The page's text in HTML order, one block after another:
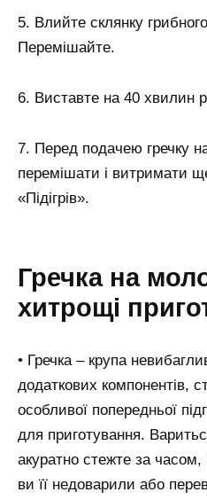
5. Влийте склянку
Перемішайте.
6. Виставте на 40 хвилин
7. Перед подачею гречку
перемішати і витримати
«Підігрів».
Гречка на
хитрощі
• Гречка – крупа
додаткових компонентів,
особливої попередньої
для приготування.
акуратно стежте за
ви її недоварили або